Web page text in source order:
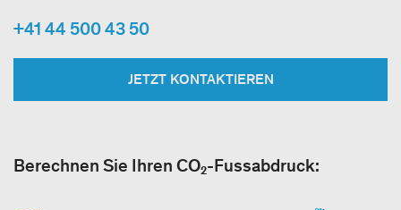
+41 44 500 43 50
JETZT KONTAKTIEREN
Berechnen Sie Ihren CO₂-Fussabdruck: